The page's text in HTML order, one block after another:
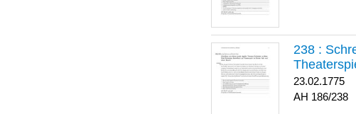
238 :
23.02.1775
186/238